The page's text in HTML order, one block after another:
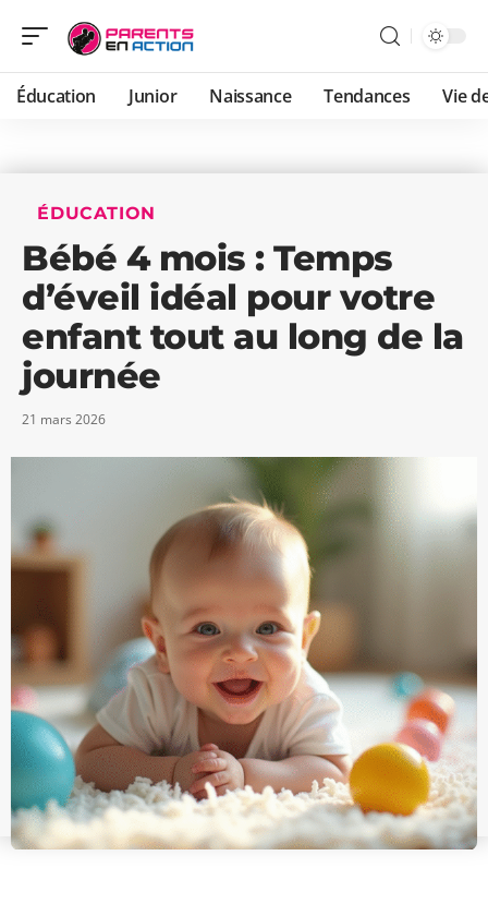
Éducation Junior Naissance Tendances Vie
ÉDUCATION
Bébé 4 mois : Temps
d’éveil idéal pour votre
enfant tout au long de la
journée
21 mars 2026